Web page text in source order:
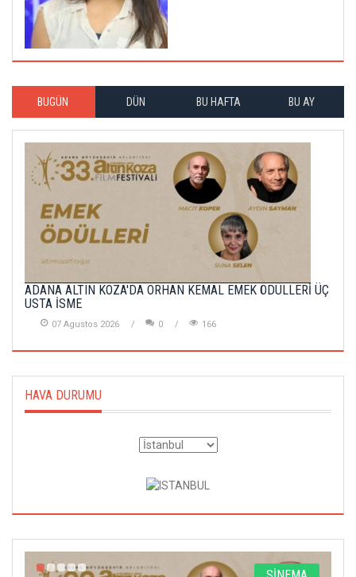
BUGÜN DÜN BU HAFTA BU AY
ADANA ALTIN KOZA'DA ORHAN KEMAL EMEK ÖDÜLLERİ ÜÇ
USTA İSME
07 Agustos 2026 0 166
HAVA DURUMU